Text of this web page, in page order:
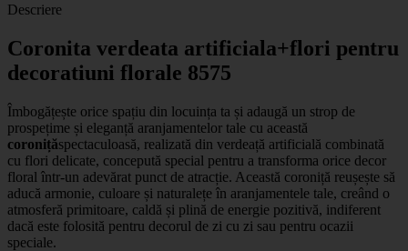
Descriere
Coronita verdeata artificiala+flori pentru
decoratiuni florale 8575
Îmbogățește orice spațiu din locuința ta și adaugă un strop de
prospețime și eleganță aranjamentelor tale cu această
coronițăspectaculoasă, realizată din verdeață artificială combinată
cu flori delicate, concepută special pentru a transforma orice decor
floral într-un adevărat punct de atracție. Această coroniță reușește să
aducă armonie, culoare și naturalețe în aranjamentele tale, creând o
atmosferă primitoare, caldă și plină de energie pozitivă, indiferent
dacă este folosită pentru decorul de zi cu zi sau pentru ocazii
speciale.